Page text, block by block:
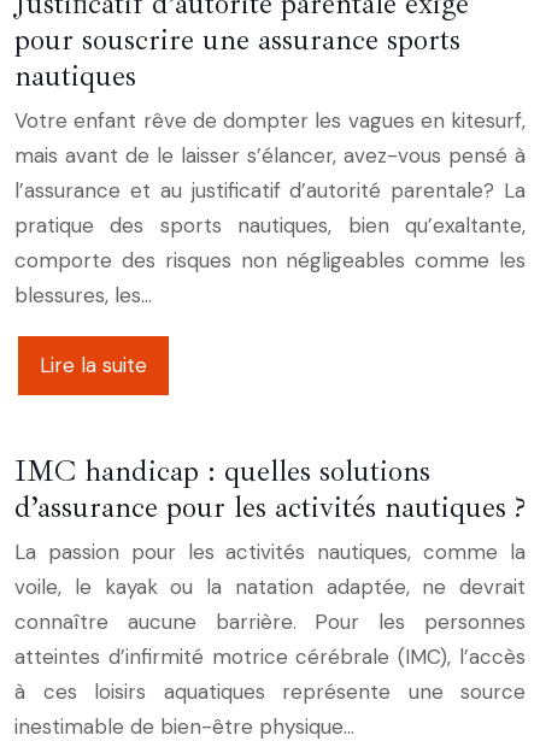
pour souscrire une assurance sports
nautiques
Votre enfant rêve de dompter les vagues en kitesurf,
mais avant de le laisser s’élancer, avez-vous pensé à
l’assurance et au justificatif d’autorité parentale? La
pratique des sports nautiques, bien qu’exaltante,
comporte des risques non négligeables comme les
blessures, les…
Lire la suite
IMC handicap : quelles solutions
d’assurance pour les activités nautiques ?
La passion pour les activités nautiques, comme la
voile, le kayak ou la natation adaptée, ne devrait
connaître aucune barrière. Pour les personnes
atteintes d’infirmité motrice cérébrale (IMC), l’accès
à ces loisirs aquatiques représente une source
inestimable de bien-être physique…